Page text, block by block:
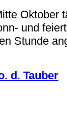
Oktober
und
Stunde
d. Tauber